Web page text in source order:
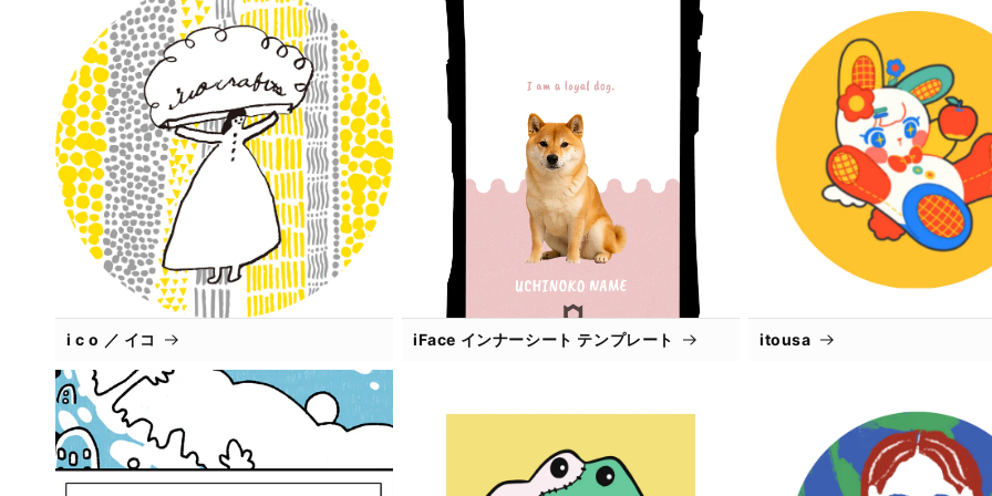
i c o ／ イコ iFace インナーシート テンプレート itousa